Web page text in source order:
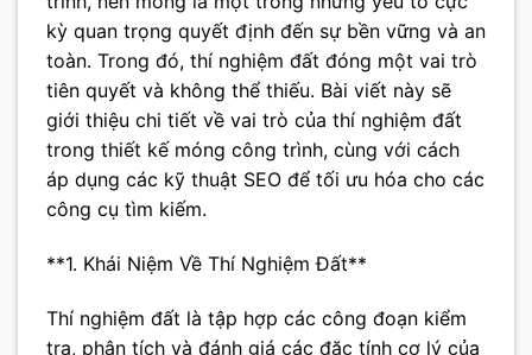
kỳ quan trọng quyết định đến sự bền vững và an
toàn. Trong đó, thí nghiệm đất đóng một vai trò
tiên quyết và không thể thiếu. Bài viết này sẽ
giới thiệu chi tiết về vai trò của thí nghiệm đất
trong thiết kế móng công trình, cùng với cách
áp dụng các kỹ thuật SEO để tối ưu hóa cho các
công cụ tìm kiếm.
**1. Khái Niệm Về Thí Nghiệm Đất**
Thí nghiệm đất là tập hợp các công đoạn kiểm
tra, phân tích và đánh giá các đặc tính cơ lý của